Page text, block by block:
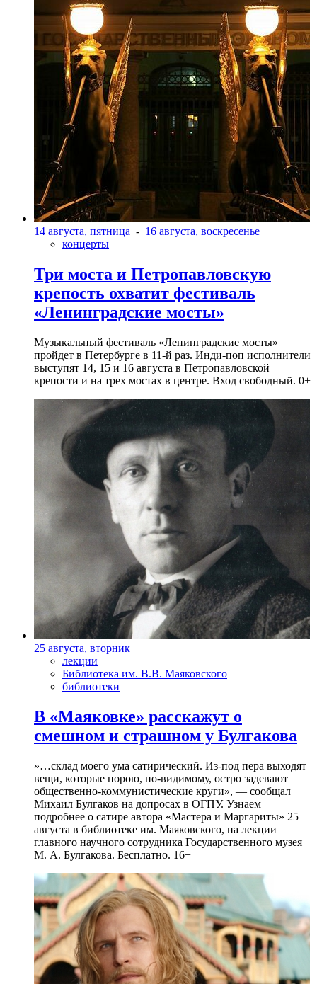
14 августа, пятница - 16 августа, воскресенье
концерты
Три моста и Петропавловскую
крепость охватит фестиваль
«Ленинградские мосты»
Музыкальный фестиваль «Ленинградские мосты»
пройдет в Петербурге в 11-й раз. Инди-поп исполнители
выступят 14, 15 и 16 августа в Петропавловской
крепости и на трех мостах в центре. Вход свободный. 0+
25 августа, вторник
лекции
Библиотека им. В.В. Маяковского
библиотеки
В «Маяковке» расскажут о
смешном и страшном у Булгакова
»…склад моего ума сатирический. Из-под пера выходят
вещи, которые порою, по-видимому, остро задевают
общественно-коммунистические круги», — сообщал
Михаил Булгаков на допросах в ОГПУ. Узнаем
подробнее о сатире автора «Мастера и Маргариты» 25
августа в библиотеке им. Маяковского, на лекции
главного научного сотрудника Государственного музея
М. А. Булгакова. Бесплатно. 16+